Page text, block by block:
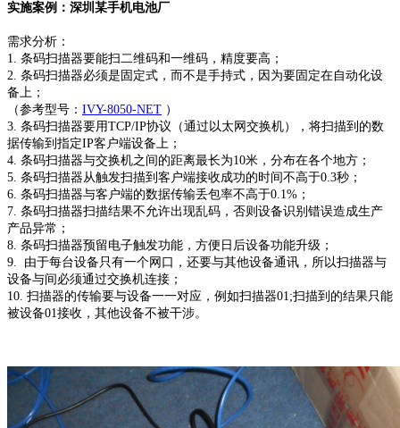
实施案例：深圳某手机电池厂
需求分析：
1. 条码扫描器要能扫二维码和一维码，精度要高；
2. 条码扫描器必须是固定式，而不是手持式，因为要固定在自动化设
备上；
（参考型号： IVY-8050-NET ）
3. 条码扫描器要用TCP/IP协议（通过以太网交换机），将扫描到的数
据传输到指定IP客户端设备上；
4. 条码扫描器与交换机之间的距离最长为10米，分布在各个地方；
5. 条码扫描器从触发扫描到客户端接收成功的时间不高于0.3秒；
6. 条码扫描器与客户端的数据传输丢包率不高于0.1%；
7. 条码扫描器扫描结果不允许出现乱码，否则设备识别错误造成生产
产品异常；
8. 条码扫描器预留电子触发功能，方便日后设备功能升级；
9. 由于每台设备只有一个网口，还要与其他设备通讯，所以扫描器与
设备与间必须通过交换机连接；
10. 扫描器的传输要与设备一一对应，例如扫描器01;扫描到的结果只能
被设备01接收，其他设备不被干涉。